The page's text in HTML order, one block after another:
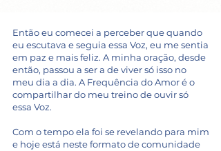
Então eu comecei a perceber que quando
eu escutava e seguia essa Voz, eu me sentia
em paz e mais feliz. A minha oração, desde
então, passou a ser a de viver só isso no
meu dia a dia. A Frequência do Amor é o
compartilhar do meu treino de ouvir só
essa Voz.
Com o tempo ela foi se revelando para mim
e hoje está neste formato de comunidade